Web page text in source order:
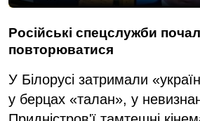
Російські спецслужби
повторюватися
У Білорусі затримали
у берцах «талан», у